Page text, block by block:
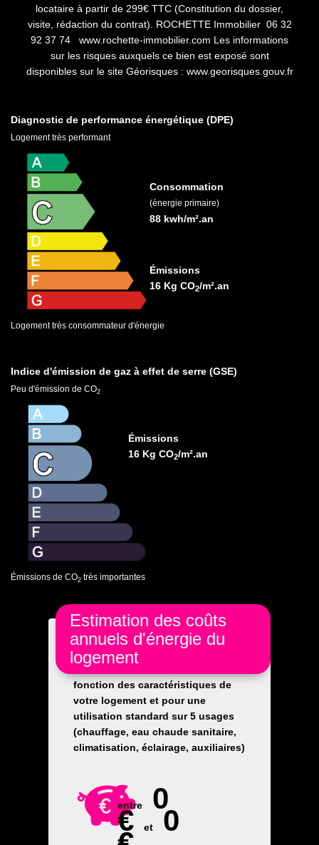
locataire à partir de 299€ TTC (Constitution du dossier,
visite, rédaction du contrat). ROCHETTE Immobilier 06 32
92 37 74 www.rochette-immobilier.com Les informations
sur les risques auxquels ce bien est exposé sont
disponibles sur le site Géorisques : www.georisques.gouv.fr
Diagnostic de performance énergétique (DPE)
Logement très performant
Logement très consommateur d'énergie
Consommation
(énergie primaire)
88 kwh/m².an
Émissions
16 Kg CO2/m².an
Indice d'émission de gaz à effet de serre (GSE)
Peu d'émission de CO2
Émissions de CO2 très importantes
Émissions
16 Kg CO2/m².an
Estimation des coûts
annuels d'énergie du
logement
Les coûts sont estimés en
fonction des caractéristiques de
votre logement et pour une
utilisation standard sur 5 usages
(chauffage, eau chaude sanitaire,
climatisation, éclairage, auxiliaires)
entre 0
€ et 0